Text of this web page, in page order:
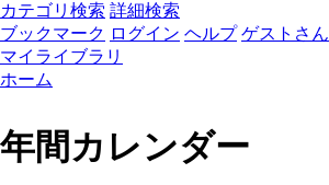
カテゴリ検索 詳細検索
ブックマーク ログイン ヘルプ ゲストさん
マイライブラリ
ホーム
年間カレンダー